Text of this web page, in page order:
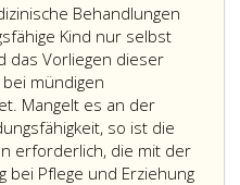
Behandlungen
Kind nur selbst
das Vorliegen dieser
mündigen
Mangelt es an der
so ist die
erforderlich, die mit der
bei Pflege und Erziehung